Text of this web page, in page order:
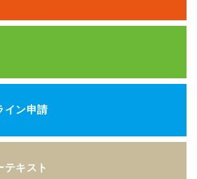
イン申請
テキスト